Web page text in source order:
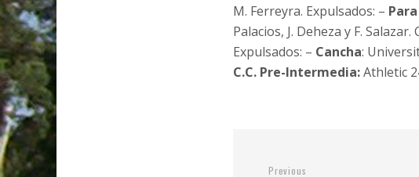
M. Ferreyra. Expulsados: –
Palacios, J. Deheza y F.
Expulsados: – Cancha:
C.C. Pre-Intermedia:Athletic
Previous